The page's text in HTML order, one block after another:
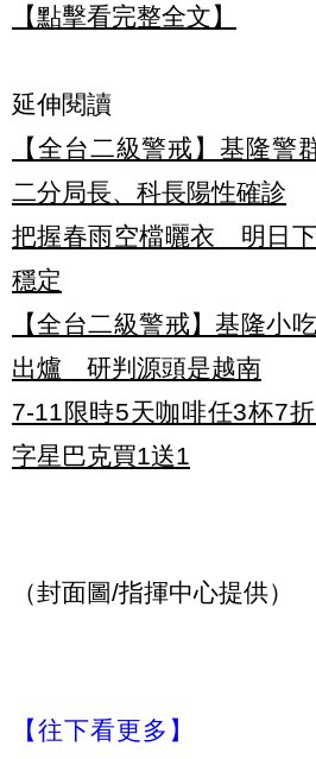
【點擊看完整全文】
延伸閱讀
【全台二級警戒】基隆
二分局長、科長陽性確診
把握春雨空檔曬衣 明日
穩定
【全台二級警戒】基隆小
出爐 研判源頭是越南
7-11限時5天咖啡任3杯7
字星巴克買1送1
（封面圖/指揮中心提供）
【往下看更多】